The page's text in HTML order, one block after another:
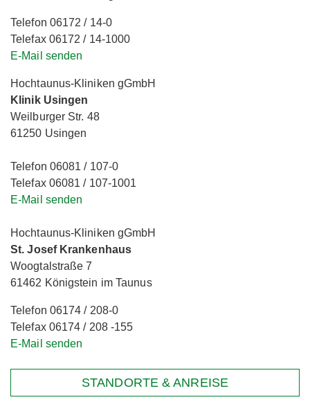
Telefon 06172 / 14-0
Telefax 06172 / 14-1000
E-Mail senden
Hochtaunus-Kliniken gGmbH
Klinik Usingen
Weilburger Str. 48
61250 Usingen
Telefon 06081 / 107-0
Telefax 06081 / 107-1001
E-Mail senden
Hochtaunus-Kliniken gGmbH
St. Josef Krankenhaus
Woogtalstraße 7
61462 Königstein im Taunus
Telefon 06174 / 208-0
Telefax 06174 / 208 -155
E-Mail senden
STANDORTE & ANREISE